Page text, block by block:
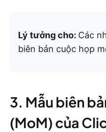
Lý tưởng cho: Các
biên bản cuộc họp
3. Mẫu biên
(MoM) của